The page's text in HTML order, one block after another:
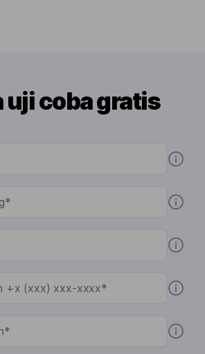
uji coba gratis